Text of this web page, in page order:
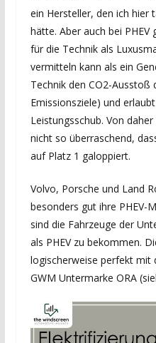
ein Hersteller, den ich hier
hätte. Aber auch bei
für die Technik als
vermitteln kann als ein
Technik den CO2-Ausstoß
Emissionsziele) und
Leistungsschub. Von
nicht so überraschend,
auf Platz 1 galoppiert.
Volvo, Porsche und Land
besonders gut ihre PHEV-
sind die Fahrzeuge der
als PHEV zu bekommen.
logischerweise perfekt mit
GWM Untermarke ORA